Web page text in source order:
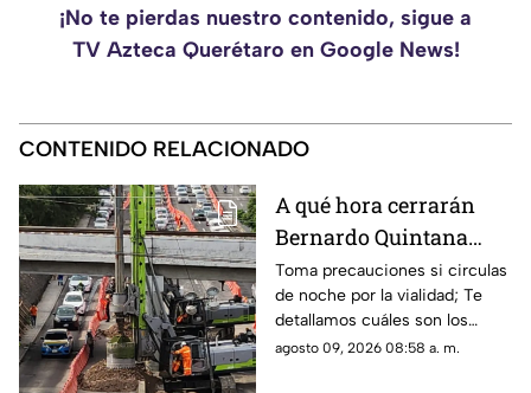
¡No te pierdas nuestro contenido, sigue a
TV Azteca Querétaro en Google News!
CONTENIDO RELACIONADO
A qué hora cerrarán
Bernardo Quintana
esta noche: tramos
afectados y
recomendaciones
viales
Toma precauciones si circulas
de noche por la vialidad; Te
detallamos cuáles son los
carriles afectados en Bernardo
agosto 09, 2026 08:58 a. m.